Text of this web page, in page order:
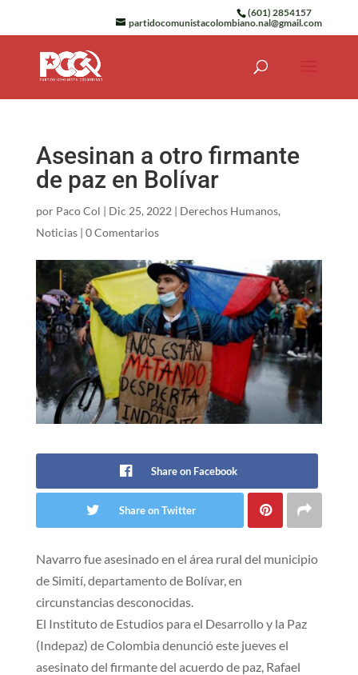
(601) 2854157
partidocomunistacolombiano.nal@gmail.com
Asesinan a otro firmante
de paz en Bolívar
por Paco Col | Dic 25, 2022 | Derechos Humanos,
Noticias| 0 Comentarios
Share on Facebook
Share on Twitter
Navarro fue asesinado en el área rural del municipio
de Simití, departamento de Bolívar, en
circunstancias desconocidas.
El Instituto de Estudios para el Desarrollo y la Paz
(Indepaz) de Colombia denunció este jueves el
asesinato del firmante del acuerdo de paz, Rafael